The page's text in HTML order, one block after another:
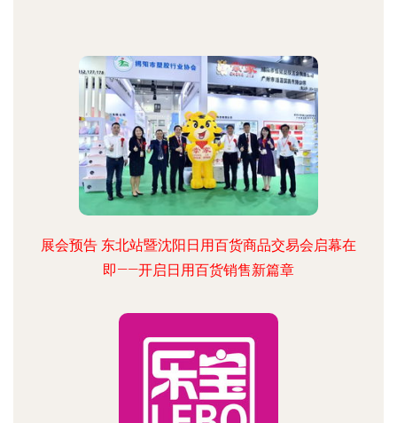
展会预告 东北站暨沈阳日用百货商品交易会启幕在
即——开启日用百货销售新篇章